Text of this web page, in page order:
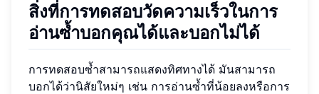
สิ่งที่การทดสอบวัดความเร็วในการ
อ่านซ้ำบอกคุณได้และบอกไม่ได้
การทดสอบซ้ำสามารถแสดงทิศทางได้ มันสามารถ
บอกได้ว่านิสัยใหม่ๆ เช่น การอ่านซ้ำที่น้อยลงหรือการ